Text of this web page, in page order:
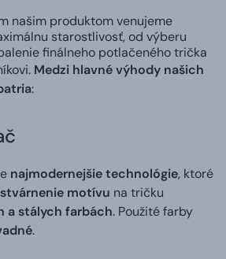
našim produktom venujeme
starostlivosť, od výberu
finálneho potlačeného trička
Medzi hlavné výhody našich
:
najmodernejšie technológie, ktoré
motívu na tričku
a stálych farbách. Použité farby
.